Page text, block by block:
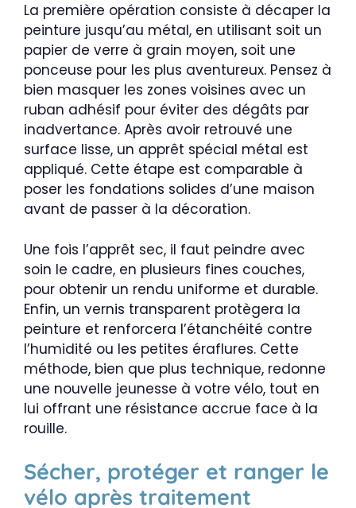
La première opération consiste à décaper la
peinture jusqu’au métal, en utilisant soit un
papier de verre à grain moyen, soit une
ponceuse pour les plus aventureux. Pensez à
bien masquer les zones voisines avec un
ruban adhésif pour éviter des dégâts par
inadvertance. Après avoir retrouvé une
surface lisse, un apprêt spécial métal est
appliqué. Cette étape est comparable à
poser les fondations solides d’une maison
avant de passer à la décoration.
Une fois l’apprêt sec, il faut peindre avec
soin le cadre, en plusieurs fines couches,
pour obtenir un rendu uniforme et durable.
Enfin, un vernis transparent protègera la
peinture et renforcera l’étanchéité contre
l’humidité ou les petites éraflures. Cette
méthode, bien que plus technique, redonne
une nouvelle jeunesse à votre vélo, tout en
lui offrant une résistance accrue face à la
rouille.
Sécher, protéger et ranger le
vélo après traitement